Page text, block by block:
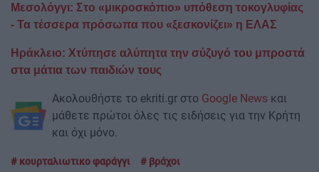
Μεσολόγγι: Στο «μικροσκόπιο» υπόθεση τοκογλυφίας
- Τα τέσσερα πρόσωπα που «ξεσκονίζει» η ΕΛΑΣ
Ηράκλειο: Χτύπησε αλύπητα την σύζυγό του μπροστά
στα μάτια των παιδιών τους
Ακολουθήστε το ekriti.gr στο Google News και
μάθετε πρώτοι όλες τις ειδήσεις για την Κρήτη
και όχι μόνο.
κουρταλιωτικο φαράγγι βράχοι